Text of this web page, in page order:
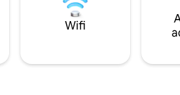
Wifi